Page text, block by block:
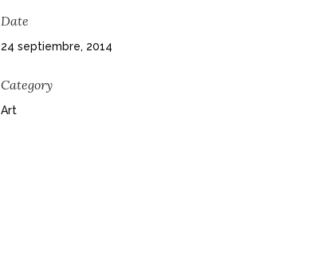
Date
24 septiembre, 2014
Category
Art